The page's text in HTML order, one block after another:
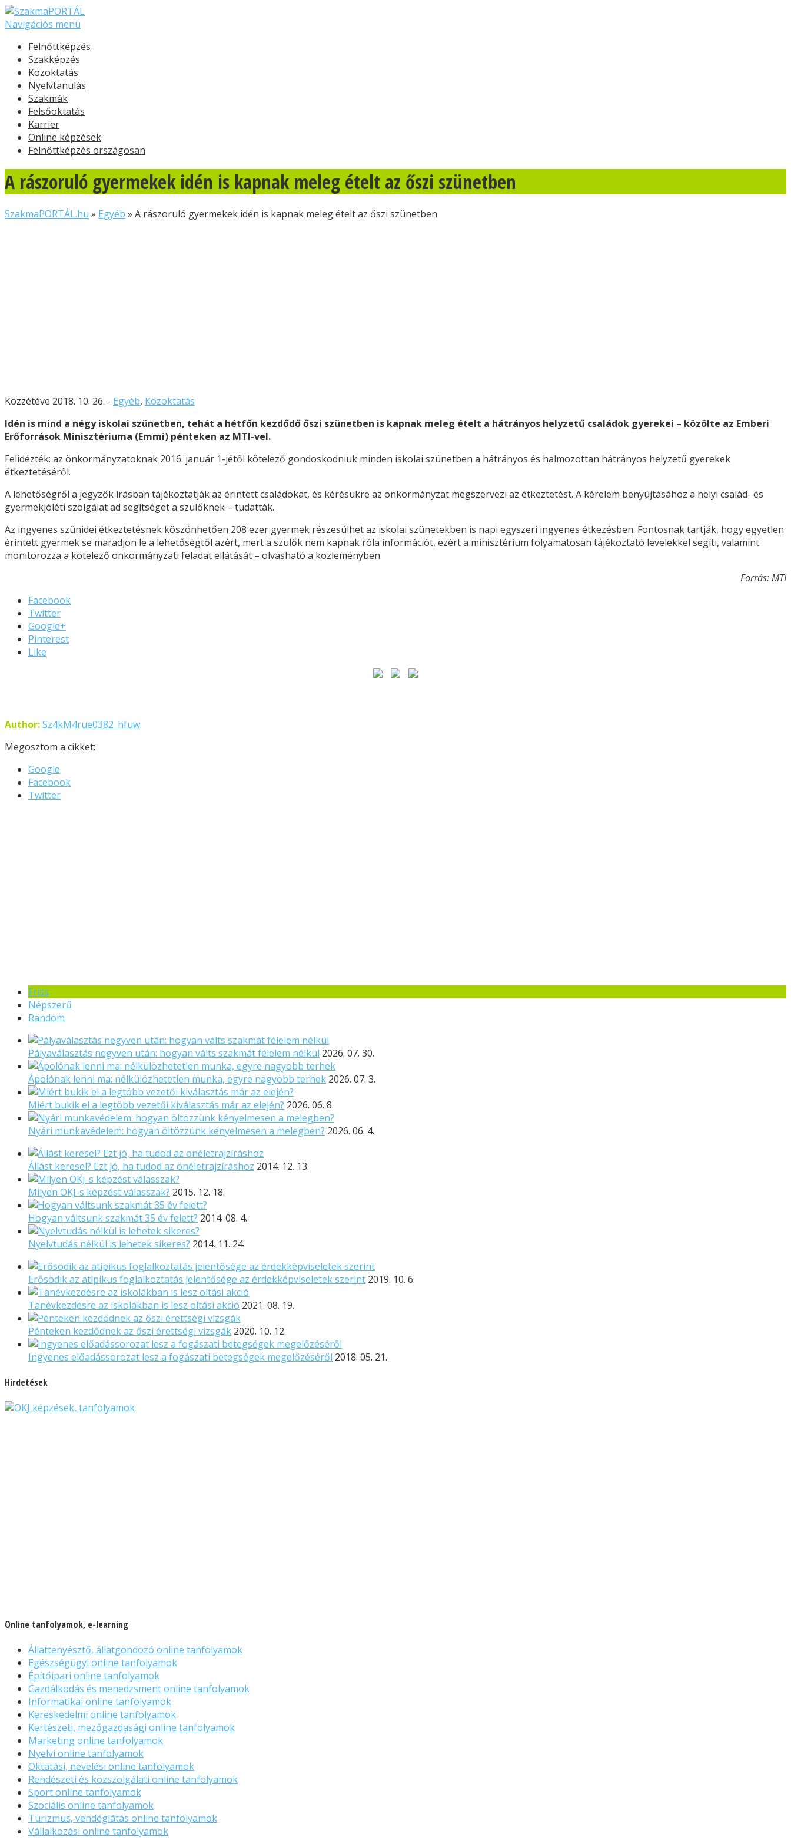
Navigációs menü
Felnőttképzés
Szakképzés
Közoktatás
Nyelvtanulás
Szakmák
Felsőoktatás
Karrier
Online képzések
Felnőttképzés országosan
A rászoruló gyermekek idén is kapnak meleg ételt az őszi szünetben
SzakmaPORTÁL.hu » Egyéb » A rászoruló gyermekek idén is kapnak meleg ételt az őszi szünetben
Közzétéve 2018. 10. 26. - Egyéb, Közoktatás
Idén is mind a négy iskolai szünetben, tehát a hétfőn kezdődő őszi szünetben is kapnak meleg ételt a hátrányos helyzetű családok gyerekei – közölte az Emberi
Erőforrások Minisztériuma (Emmi) pénteken az MTI-vel.
Felidézték: az önkormányzatoknak 2016. január 1-jétől kötelező gondoskodniuk minden iskolai szünetben a hátrányos és halmozottan hátrányos helyzetű gyerekek
étkeztetéséről.
A lehetőségről a jegyzők írásban tájékoztatják az érintett családokat, és kérésükre az önkormányzat megszervezi az étkeztetést. A kérelem benyújtásához a helyi család- és
gyermekjóléti szolgálat ad segítséget a szülőknek – tudatták.
Az ingyenes szünidei étkeztetésnek köszönhetően 208 ezer gyermek részesülhet az iskolai szünetekben is napi egyszeri ingyenes étkezésben. Fontosnak tartják, hogy egyetlen
érintett gyermek se maradjon le a lehetőségtől azért, mert a szülők nem kapnak róla információt, ezért a minisztérium folyamatosan tájékoztató levelekkel segíti, valamint
monitorozza a kötelező önkormányzati feladat ellátását – olvasható a közleményben.
Forrás: MTI
Facebook
Twitter
Google+
Pinterest
Like
Author:Sz4kM4rue0382_hfuw
Megosztom a cikket:
Google
Facebook
Twitter
Friss
Népszerű
Random
Pályaválasztás negyven után: hogyan válts szakmát félelem nélkül 2026. 07. 30.
Ápolónak lenni ma: nélkülözhetetlen munka, egyre nagyobb terhek 2026. 07. 3.
Miért bukik el a legtöbb vezetői kiválasztás már az elején? 2026. 06. 8.
Nyári munkavédelem: hogyan öltözzünk kényelmesen a melegben? 2026. 06. 4.
Állást keresel? Ezt jó, ha tudod az önéletrajzíráshoz 2014. 12. 13.
Milyen OKJ-s képzést válasszak? 2015. 12. 18.
Hogyan váltsunk szakmát 35 év felett? 2014. 08. 4.
Nyelvtudás nélkül is lehetek sikeres? 2014. 11. 24.
Erősödik az atipikus foglalkoztatás jelentősége az érdekképviseletek szerint 2019. 10. 6.
Tanévkezdésre az iskolákban is lesz oltási akció 2021. 08. 19.
Pénteken kezdődnek az őszi érettségi vizsgák 2020. 10. 12.
Ingyenes előadássorozat lesz a fogászati betegségek megelőzéséről 2018. 05. 21.
Hirdetések
Online tanfolyamok, e-learning
Állattenyésztő, állatgondozó online tanfolyamok
Egészségügyi online tanfolyamok
Építőipari online tanfolyamok
Gazdálkodás és menedzsment online tanfolyamok
Informatikai online tanfolyamok
Kereskedelmi online tanfolyamok
Kertészeti, mezőgazdasági online tanfolyamok
Marketing online tanfolyamok
Nyelvi online tanfolyamok
Oktatási, nevelési online tanfolyamok
Rendészeti és közszolgálati online tanfolyamok
Sport online tanfolyamok
Szociális online tanfolyamok
Turizmus, vendéglátás online tanfolyamok
Vállalkozási online tanfolyamok